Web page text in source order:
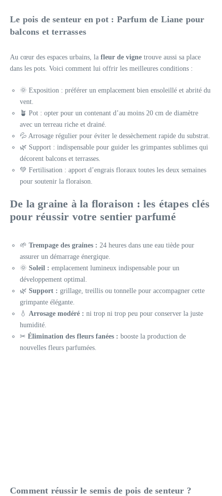
Le pois de senteur en pot : Parfum de Liane pour
balcons et terrasses
Au cœur des espaces urbains, la fleur de vigne trouve aussi sa place
dans les pots. Voici comment lui offrir les meilleures conditions :
🌞 Exposition : préférer un emplacement bien ensoleillé et abrité du
vent.
🪴 Pot : opter pour un contenant d’au moins 20 cm de diamètre
avec un terreau riche et drainé.
💦 Arrosage régulier pour éviter le dessèchement rapide du substrat.
🌿 Support : indispensable pour guider les grimpantes sublimes qui
décorent balcons et terrasses.
💚 Fertilisation : apport d’engrais floraux toutes les deux semaines
pour soutenir la floraison.
De la graine à la floraison : les étapes clés
pour réussir votre sentier parfumé
🌱 Trempage des graines : 24 heures dans une eau tiède pour
assurer un démarrage énergique.
🌞 Soleil : emplacement lumineux indispensable pour un
développement optimal.
🌿 Support : grillage, treillis ou tonnelle pour accompagner cette
grimpante élégante.
💧 Arrosage modéré : ni trop ni trop peu pour conserver la juste
humidité.
✂ Élimination des fleurs fanées : booste la production de
nouvelles fleurs parfumées.
Comment réussir le semis de pois de senteur ?